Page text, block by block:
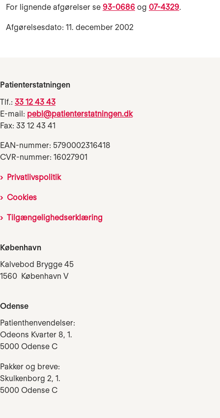
For lignende afgørelser se 93-0686 og 07-4329.
Afgørelsesdato: 11. december 2002
Patienterstatningen
Tlf.: 33 12 43 43
E-mail: pebl@patienterstatningen.dk
Fax: 33 12 43 41
EAN-nummer: 5790002316418
CVR-nummer: 16027901
Privatlivspolitik
Cookies
Tilgængelighedserklæring
København
Kalvebod Brygge 45
1560 København V
Odense
Patienthenvendelser:
Odeons Kvarter 8, 1.
5000 Odense C
Pakker og breve:
Skulkenborg 2, 1.
5000 Odense C